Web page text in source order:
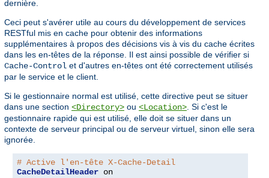
dernière.
Ceci peut s'avérer utile au cours du développement de services
RESTful mis en cache pour obtenir des informations
supplémentaires à propos des décisions vis à vis du cache écrites
dans les en-têtes de la réponse. Il est ainsi possible de vérifier si
Cache-Control et d'autres en-têtes ont été correctement utilisés
par le service et le client.
Si le gestionnaire normal est utilisé, cette directive peut se situer
dans une section <Directory> ou <Location>. Si c'est le
gestionnaire rapide qui est utilisé, elle doit se situer dans un
contexte de serveur principal ou de serveur virtuel, sinon elle sera
ignorée.
# Active l'en-tête X-Cache-Detail
CacheDetailHeader on